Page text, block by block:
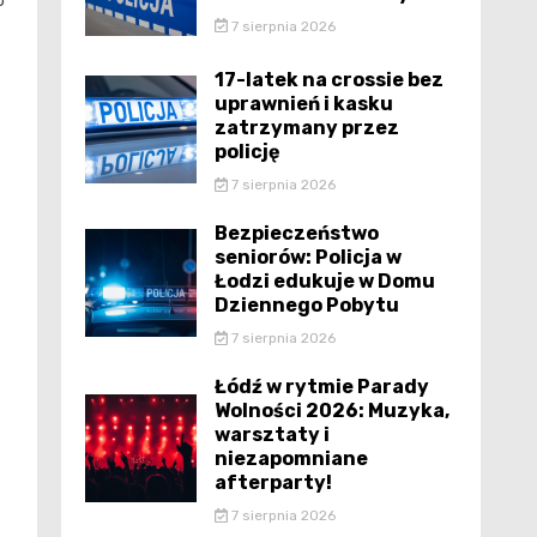
7 sierpnia 2026
17-latek na crossie bez
uprawnień i kasku
zatrzymany przez
policję
7 sierpnia 2026
Bezpieczeństwo
seniorów: Policja w
Łodzi edukuje w Domu
Dziennego Pobytu
7 sierpnia 2026
Łódź w rytmie Parady
Wolności 2026: Muzyka,
warsztaty i
niezapomniane
afterparty!
7 sierpnia 2026